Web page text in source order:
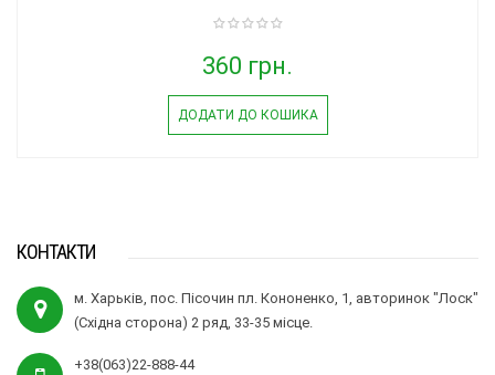
360 грн.
ДОДАТИ ДО КОШИКА
КОНТАКТИ
м. Харьків, пос. Пісочин пл. Кононенко, 1, авторинок "Лоск"
(Східна сторона) 2 ряд, 33-35 місце.
+38(063)22-888-44